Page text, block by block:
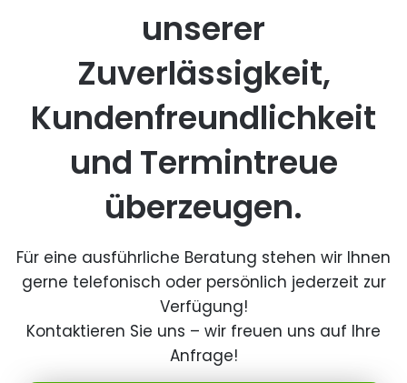
unserer
Zuverlässigkeit,
Kundenfreundlichkeit
und Termintreue
überzeugen.
Für eine ausführliche Beratung stehen wir Ihnen
gerne telefonisch oder persönlich jederzeit zur
Verfügung!
Kontaktieren Sie uns – wir freuen uns auf Ihre
Anfrage!